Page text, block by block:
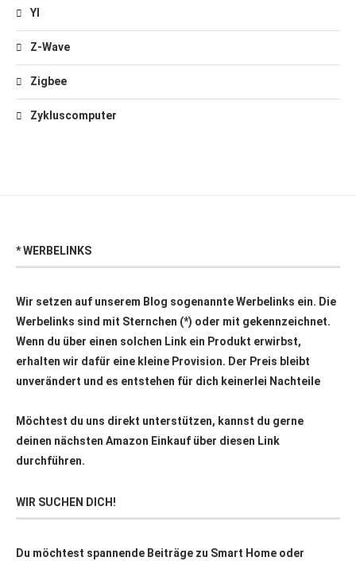
YI
Z-Wave
Zigbee
Zykluscomputer
* WERBELINKS
Wir setzen auf unserem Blog sogenannte Werbelinks ein. Die
Werbelinks sind mit Sternchen (*) oder mit gekennzeichnet.
Wenn du über einen solchen Link ein Produkt erwirbst,
erhalten wir dafür eine kleine Provision. Der Preis bleibt
unverändert und es entstehen für dich keinerlei Nachteile
Möchtest du uns direkt unterstützen, kannst du gerne
deinen nächsten Amazon Einkauf über diesen Link
durchführen.
WIR SUCHEN DICH!
Du möchtest spannende Beiträge zu Smart Home oder